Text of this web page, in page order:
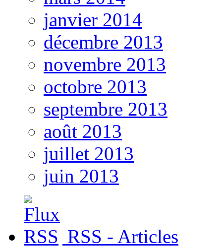
janvier 2014
décembre 2013
novembre 2013
octobre 2013
septembre 2013
août 2013
juillet 2013
juin 2013
RSS - Articles